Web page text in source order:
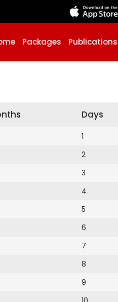
Packages Publications
Days
1
2
3
4
5
6
7
8
9